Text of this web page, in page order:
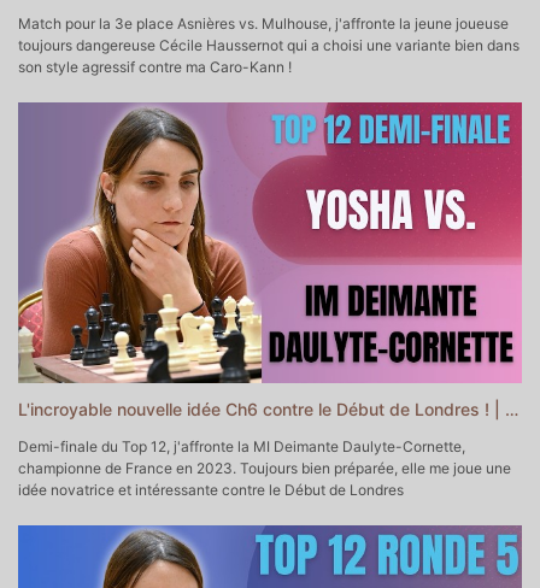
Match pour la 3e place Asnières vs. Mulhouse, j'affronte la jeune joueuse
toujours dangereuse Cécile Haussernot qui a choisi une variante bien dans
son style agressif contre ma Caro-Kann !
♔♕Mon Académie d'Echecs
https://yoshacademie.fr/ ♕♔
♘ Soutenir la chaîne sur Tipeee
https://fr.tipeee.com/yosha-echecs
♗Soutenir la chaîne sur Paypal
https://www.paypal.com/donate/?
hosted_button_id=6WTAEDBXAPTLC
♚ Prendre un cours particulier avec moi
https://yoshachess.com/fr/cours-particuliers-echecs-paris-en-ligne/
♛ Me contacter
contact@yoshachess.com
▬▬▬▬▬▬▬▬▬▬ CHAPITRES DE CETTE VIDEO
▬▬▬▬▬▬▬▬▬▬▬
0:00 - Intro
0:40 - Début de la partie
5:23 - Milieu de jeu
19:19 - Outro
L'incroyable nouvelle idée Ch6 contre le Début de Londres ! | Top 12, demi-finale
Demi-finale du Top 12, j'affronte la MI Deimante Daulyte-Cornette,
championne de France en 2023. Toujours bien préparée, elle me joue une
idée novatrice et intéressante contre le Début de Londres
♔♕Mon Académie d'Echecs
https://yoshacademie.fr/ ♕♔
♘ Soutenir la chaîne sur Tipeee
https://fr.tipeee.com/yosha-echecs
♗Soutenir la chaîne sur Paypal
https://www.paypal.com/donate/?